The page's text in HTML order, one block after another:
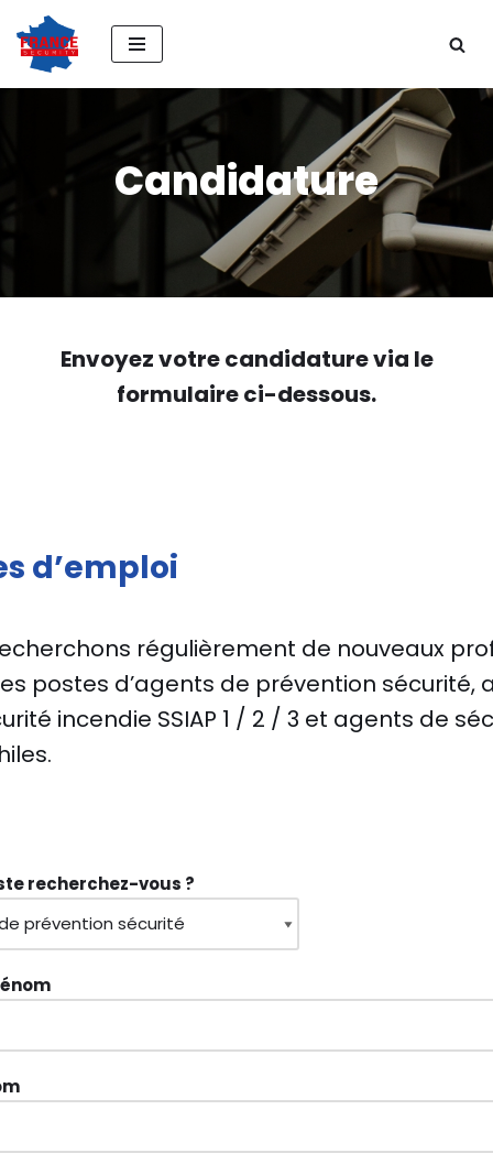
Aller
au
Candidature
Envoyez votre candidature via le
formulaire ci-dessous.
d’emploi
régulièrement de nouveaux
postes d’agents de prévention sécurité,
incendie SSIAP 1 / 2 / 3 et agents de
recherchez-vous ?